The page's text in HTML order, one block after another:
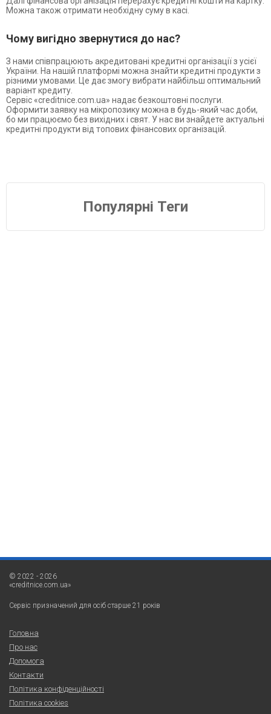
Можна також отримати необхідну суму в касі.
Чому вигідно звернутися до нас?
З нами співпрацюють акредитовані кредитні організації з усієї
України. На нашій платформі можна знайти кредитні продукти з
різними умовами. Це дає змогу вибрати найбільш оптимальний
варіант кредиту.
Сервіс «creditnice.com.ua» надає безкоштовні послуги.
Оформити заявку на мікропозику можна в будь-який час доби,
бо ми працюємо без вихідних і свят. У нас ви знайдете актуальні
кредитні продукти від топових фінансових організацій.
Популярні Теги
© 2022 - 2026
«creditnice.com.ua»
Сервіс призначений для осіб старше 21 років
Головна
Про нас
Допомога
Контакти
Політика конфіденційності
Політика cookies